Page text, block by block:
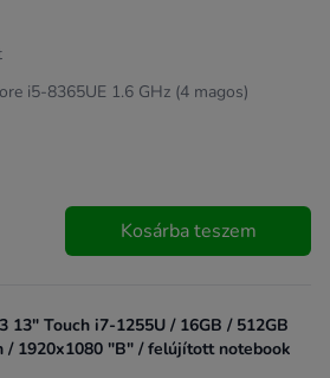
i5-8365UE 1.6 GHz (4 magos)
Kosárba teszem
13" Touch i7-1255U / 16GB / 512GB
/ 1920x1080 "B" / felújított notebook